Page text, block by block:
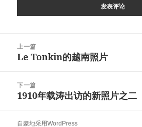
上一篇
上
文
章：
Le Tonkin的越南照片
下一篇
下
文
1910年载涛出访的新照片之二
自豪地采用WordPress